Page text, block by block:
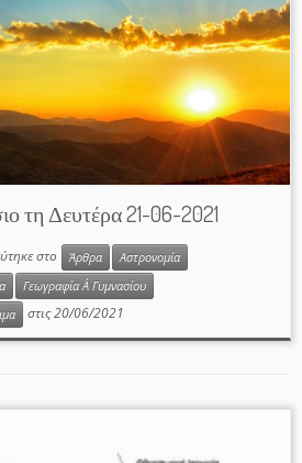
τη Δευτέρα 21-06-2021
στο Άρθρα
Αστρονομία
Γεωγραφία Α΄ Γυμνασίου
στις20/06/2021